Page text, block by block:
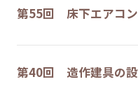
第55回 床下エアコ
第40回 造作建具の